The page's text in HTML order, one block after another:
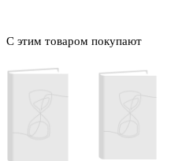
С этим товаром покупают